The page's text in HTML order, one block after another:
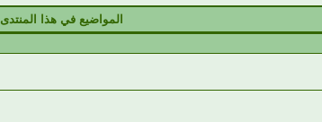
المواضيع في هذا المنتدى